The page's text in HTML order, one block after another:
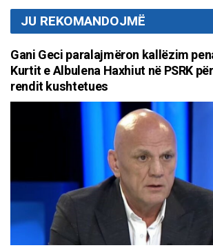
JU REKOMANDOJMË
Gani Geci paralajmëron kallëzim
Kurtit e Albulena Haxhiut në PSRK
rendit kushtetues